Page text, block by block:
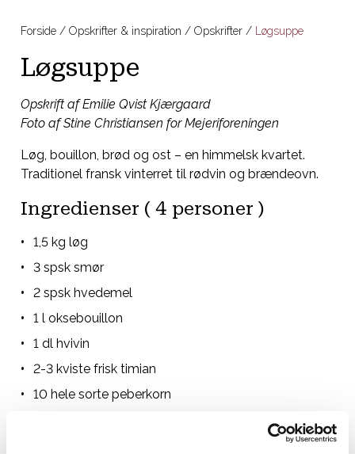
Forside Opskrifter & inspiration Opskrifter Løgsuppe
Løgsuppe
Opskrift af Emilie Qvist Kjærgaard
Foto af Stine Christiansen for Mejeriforeningen
Løg, bouillon, brød og ost – en himmelsk kvartet.
Traditionel fransk vinterret til rødvin og brændeovn.
Ingredienser ( 4 personer )
1,5 kg løg
3 spsk smør
2 spsk hvedemel
1 l oksebouillon
1 dl hvivin
2-3 kviste frisk timian
10 hele sorte peberkorn